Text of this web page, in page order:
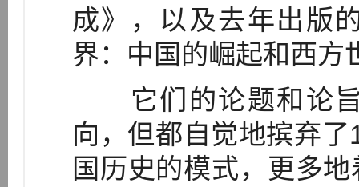
成》，以及去年出版
界：中国的崛起和西方
它们的论题和论旨
向，但都自觉地摈弃
国历史的模式，更多